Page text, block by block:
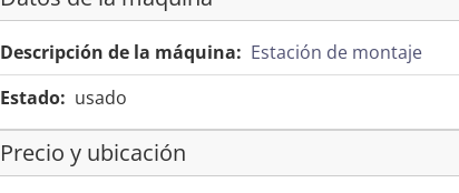
Descripción de la máquina: Estación de montaje
Estado: usado
Precio y ubicación